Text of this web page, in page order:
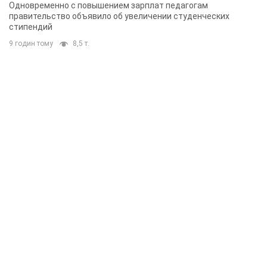
Одновременно с повышением зарплат педагогам
правительство объявило об увеличении студенческих
стипендий
9 годин тому 8,5 т.